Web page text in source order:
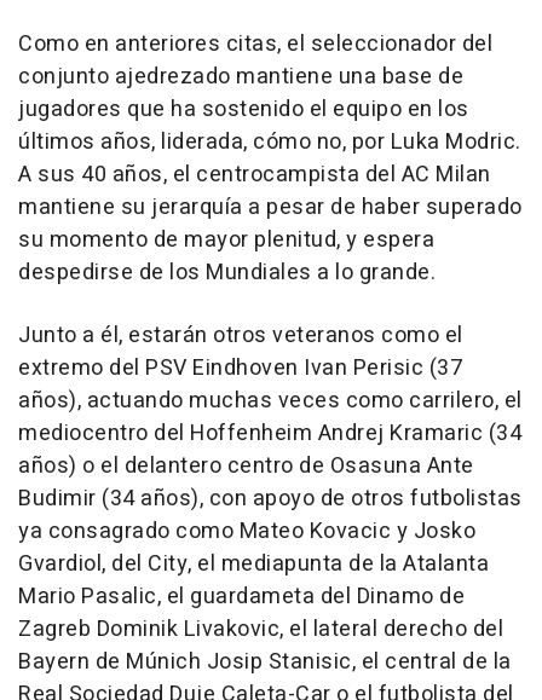
Como en anteriores citas, el seleccionador del
conjunto ajedrezado mantiene una base de
jugadores que ha sostenido el equipo en los
últimos años, liderada, cómo no, por Luka Modric.
A sus 40 años, el centrocampista del AC Milan
mantiene su jerarquía a pesar de haber superado
su momento de mayor plenitud, y espera
despedirse de los Mundiales a lo grande.
Junto a él, estarán otros veteranos como el
extremo del PSV Eindhoven Ivan Perisic (37
años), actuando muchas veces como carrilero, el
mediocentro del Hoffenheim Andrej Kramaric (34
años) o el delantero centro de Osasuna Ante
Budimir (34 años), con apoyo de otros futbolistas
ya consagrado como Mateo Kovacic y Josko
Gvardiol, del City, el mediapunta de la Atalanta
Mario Pasalic, el guardameta del Dinamo de
Zagreb Dominik Livakovic, el lateral derecho del
Bayern de Múnich Josip Stanisic, el central de la